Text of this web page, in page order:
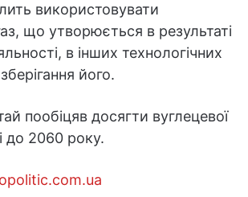
використовувати
що утворюється в результаті
в інших технологічних
його.
пообіцяв досягти вуглецевої
до 2060 року.